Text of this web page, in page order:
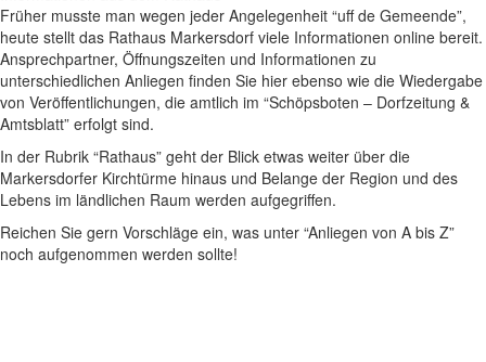
Früher musste man wegen jeder Angelegenheit “uff de Gemeende”,
heute stellt das Rathaus Markersdorf viele Informationen online bereit.
Ansprechpartner, Öffnungszeiten und Informationen zu
unterschiedlichen Anliegen finden Sie hier ebenso wie die Wiedergabe
von Veröffentlichungen, die amtlich im “Schöpsboten – Dorfzeitung &
Amtsblatt” erfolgt sind.
In der Rubrik “Rathaus” geht der Blick etwas weiter über die
Markersdorfer Kirchtürme hinaus und Belange der Region und des
Lebens im ländlichen Raum werden aufgegriffen.
Reichen Sie gern Vorschläge ein, was unter “Anliegen von A bis Z”
noch aufgenommen werden sollte!